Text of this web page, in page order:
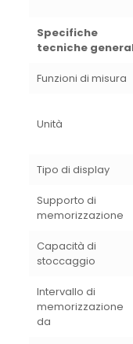
Specifiche
tecniche
Funzioni di misura
Unità
Tipo di display
Supporto di
memorizzazione
Capacità di
stoccaggio
Intervallo di
memorizzazione
da